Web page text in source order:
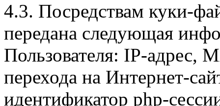
4.3. Посредствам куки-
передана следующая
Пользователя: IP-адрес,
перехода на Интернет-
идентификатор php-